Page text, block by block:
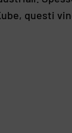
questi